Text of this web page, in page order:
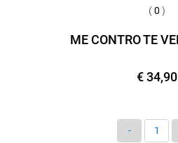
(0 )
ME CONTRO TE
€ 34,90